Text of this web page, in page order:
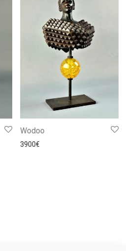
Wodoo
3900€